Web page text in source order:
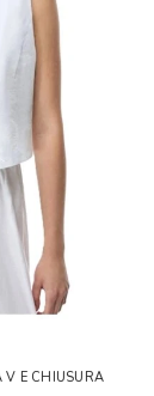
V E CHIUSURA